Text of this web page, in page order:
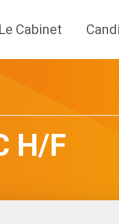
Le Cabinet
H/F